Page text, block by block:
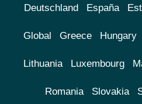
Deutschland España
Global Greece Hungary
Lithuania Luxembourg
Romania Slovakia